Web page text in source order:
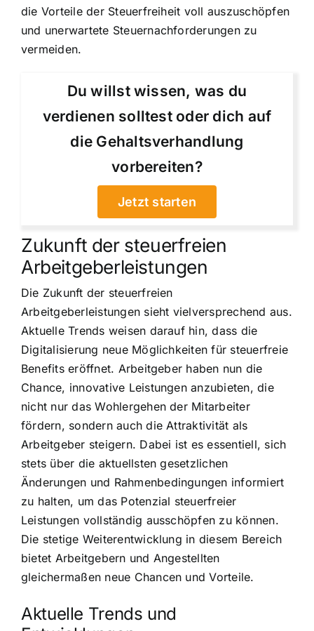
die Vorteile der Steuerfreiheit voll auszuschöpfen
und unerwartete Steuernachforderungen zu
vermeiden.
Du willst wissen, was du
verdienen solltest oder dich auf
die Gehaltsverhandlung
vorbereiten?
Jetzt starten
Zukunft der steuerfreien
Arbeitgeberleistungen
Die Zukunft der steuerfreien
Arbeitgeberleistungen sieht vielversprechend aus.
Aktuelle Trends weisen darauf hin, dass die
Digitalisierung neue Möglichkeiten für steuerfreie
Benefits eröffnet. Arbeitgeber haben nun die
Chance, innovative Leistungen anzubieten, die
nicht nur das Wohlergehen der Mitarbeiter
fördern, sondern auch die Attraktivität als
Arbeitgeber steigern. Dabei ist es essentiell, sich
stets über die aktuellsten gesetzlichen
Änderungen und Rahmenbedingungen informiert
zu halten, um das Potenzial steuerfreier
Leistungen vollständig ausschöpfen zu können.
Die stetige Weiterentwicklung in diesem Bereich
bietet Arbeitgebern und Angestellten
gleichermaßen neue Chancen und Vorteile.
Aktuelle Trends und